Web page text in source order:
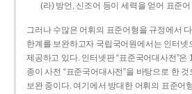
(라) 방언, 신조어 등이 세력을 얻어 표준
그러나 수많은 어휘의 표준어형을 규정에서
한계를 보완하고자 국립국어원에서는 인터넷
제공하고 있다. 인터넷판 “표준국어대사전”은
종이 사전 “표준국어대사전”을 바탕으로 한
보완 중이다. 여기에서 방대한 어휘의 표준어